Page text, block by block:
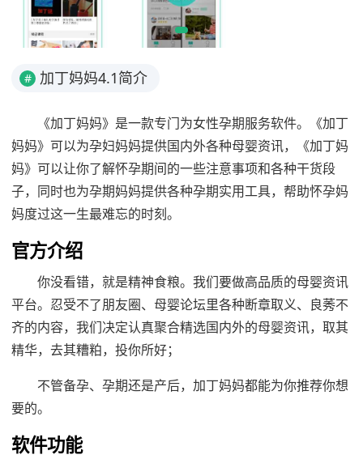
# 加丁妈妈4.1简介
《加丁妈妈》是一款专门为女性孕期服务软件。《加丁
妈妈》可以为孕妇妈妈提供国内外各种母婴资讯，《加丁妈
妈》可以让你了解怀孕期间的一些注意事项和各种干货段
子，同时也为孕期妈妈提供各种孕期实用工具，帮助怀孕妈
妈度过这一生最难忘的时刻。
官方介绍
你没看错，就是精神食粮。我们要做高品质的母婴资讯
平台。忍受不了朋友圈、母婴论坛里各种断章取义、良莠不
齐的内容，我们决定认真聚合精选国内外的母婴资讯，取其
精华，去其糟粕，投你所好；
不管备孕、孕期还是产后，加丁妈妈都能为你推荐你想
要的。
软件功能